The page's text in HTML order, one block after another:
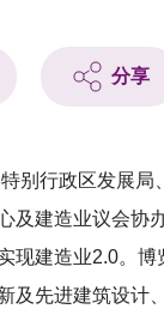
分享
别行政区发展局
及建造业议会协
现建造业2.0。博
及先进建筑设计